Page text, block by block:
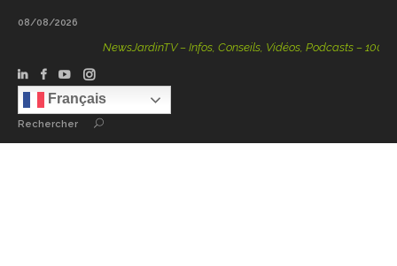
08/08/2026
NewsJardinTV – Infos, Conseils, Vidéos, Podcasts – 100 %
Français
Rechercher